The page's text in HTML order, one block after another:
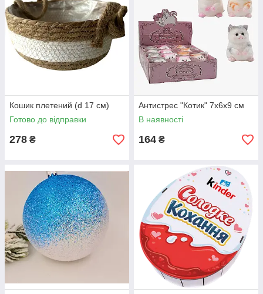
Кошик плетений (d 17 см)
Готово до відправки
278 ₴
Антистрес "Котик" 7х6х9 см
В наявності
164 ₴